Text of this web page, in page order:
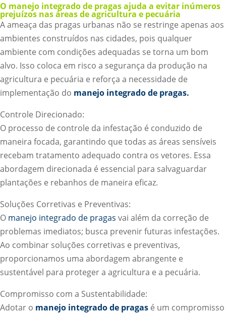
O manejo integrado de pragas ajuda a evitar inúmeros
prejuízos nas áreas de agricultura e pecuária
A ameaça das pragas urbanas não se restringe apenas aos
ambientes construídos nas cidades, pois qualquer
ambiente com condições adequadas se torna um bom
alvo. Isso coloca em risco a segurança da produção na
agricultura e pecuária e reforça a necessidade de
implementação do manejo integrado de pragas.
Controle Direcionado:
O processo de controle da infestação é conduzido de
maneira focada, garantindo que todas as áreas sensíveis
recebam tratamento adequado contra os vetores. Essa
abordagem direcionada é essencial para salvaguardar
plantações e rebanhos de maneira eficaz.
Soluções Corretivas e Preventivas:
O manejo integrado de pragas vai além da correção de
problemas imediatos; busca prevenir futuras infestações.
Ao combinar soluções corretivas e preventivas,
proporcionamos uma abordagem abrangente e
sustentável para proteger a agricultura e a pecuária.
Compromisso com a Sustentabilidade:
Adotar o manejo integrado de pragas é um compromisso